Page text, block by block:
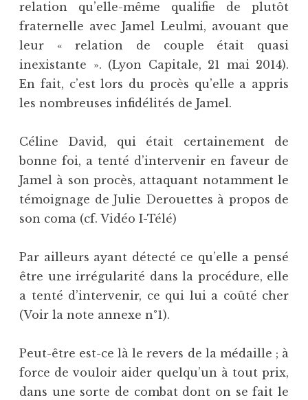
relation qu’elle-même qualifie de plutôt
fraternelle avec Jamel Leulmi, avouant que
leur « relation de couple était quasi
inexistante ». (Lyon Capitale, 21 mai 2014).
En fait, c’est lors du procès qu’elle a appris
les nombreuses infidélités de Jamel.
Céline David, qui était certainement de
bonne foi, a tenté d’intervenir en faveur de
Jamel à son procès, attaquant notamment le
témoignage de Julie Derouettes à propos de
son coma (cf. Vidéo I-Télé)
Par ailleurs ayant détecté ce qu’elle a pensé
être une irrégularité dans la procédure, elle
a tenté d’intervenir, ce qui lui a coûté cher
(Voir la note annexe n°1).
Peut-être est-ce là le revers de la médaille ; à
force de vouloir aider quelqu’un à tout prix,
dans une sorte de combat dont on se fait le